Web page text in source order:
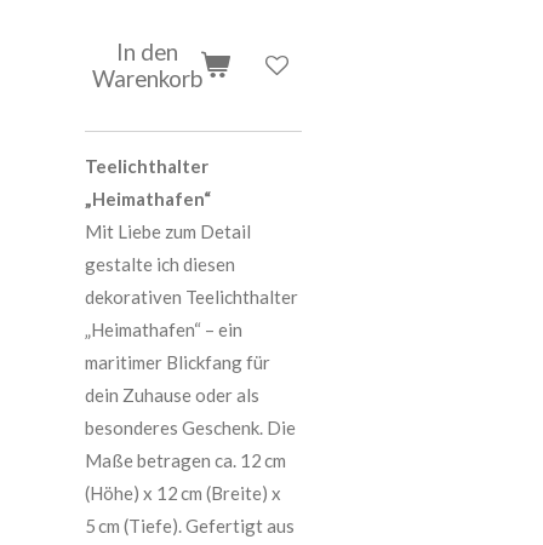
In den
Warenkorb
Teelichthalter
„Heimathafen“
Mit Liebe zum Detail
gestalte ich diesen
dekorativen Teelichthalter
„Heimathafen“ – ein
maritimer Blickfang für
dein Zuhause oder als
besonderes Geschenk. Die
Maße betragen ca. 12 cm
(Höhe) x 12 cm (Breite) x
5 cm (Tiefe). Gefertigt aus